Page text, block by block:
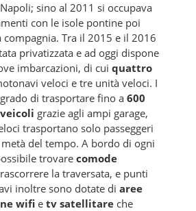
sino al 2011 si occupava
con le isole pontine poi
compagnia. Tra il 2015 e il 2016
privatizzata e ad oggi dispone
imbarcazioni, di cui quattro
veloci e tre unità veloci. I
di trasportare fino a 600
grazie agli ampi garage,
trasportano solo passeggeri
del tempo. A bordo di ogni
trovare comode
la traversata, e punti
inoltre sono dotate di aree
wifi e tv satellitare che